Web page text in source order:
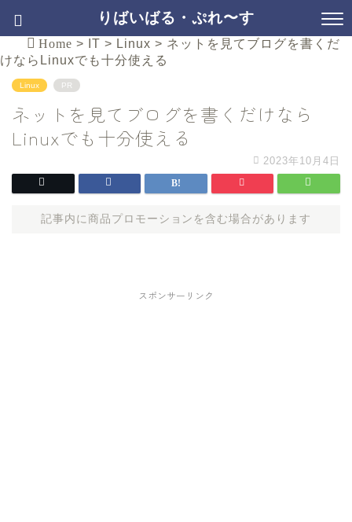
りばいばる・ぷれ〜す
Home > IT > Linux > ネットを見てブログを書くだ
けならLinuxでも十分使える
Linux PR
ネットを見てブログを書くだけなら
Linuxでも十分使える
2023年10月4日
記事内に商品プロモーションを含む場合があります
スポンサーリンク